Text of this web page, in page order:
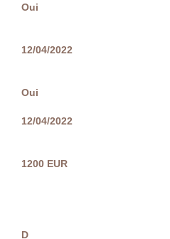
Oui
12/04/2022
Oui
12/04/2022
1200 EUR
D